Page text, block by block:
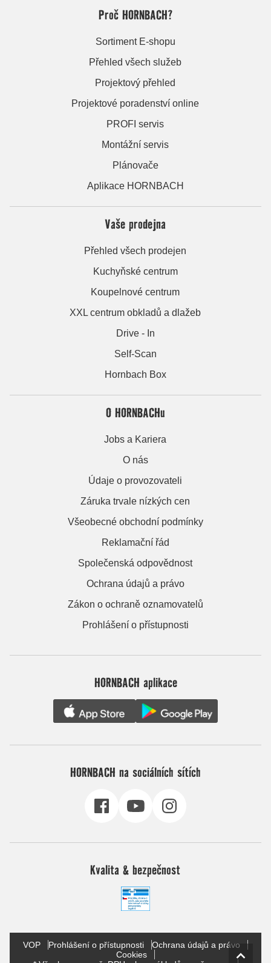
Proč HORNBACH?
Sortiment E-shopu
Přehled všech služeb
Projektový přehled
Projektové poradenství online
PROFI servis
Montážní servis
Plánovače
Aplikace HORNBACH
Vaše prodejna
Přehled všech prodejen
Kuchyňské centrum
Koupelnové centrum
XXL centrum obkladů a dlažeb
Drive - In
Self-Scan
Hornbach Box
O HORNBACHu
Jobs a Kariera
O nás
Údaje o provozovateli
Záruka trvale nízkých cen
Všeobecné obchodní podmínky
Reklamační řád
Společenská odpovědnost
Ochrana údajů a právo
Zákon o ochraně oznamovatelů
Prohlášení o přístupnosti
HORNBACH aplikace
HORNBACH na sociálních sítích
Kvalita & bezpečnost
VOP Prohlášení o přístupnosti
Ochrana údajů a právo
Cookies